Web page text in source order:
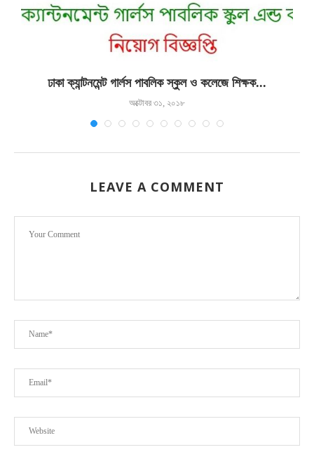
ঢাকা ক্যান্টনমেন্ট গার্লস পাবলিক স্কুল ও কলেজে শিক্ষক...
অক্টোবর ৩১, ২০১৮
LEAVE A COMMENT